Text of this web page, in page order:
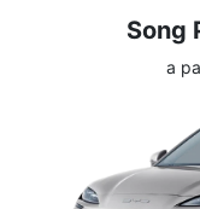
Song
a